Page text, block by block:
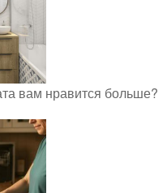
вам нравится больше?